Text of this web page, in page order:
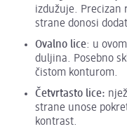
izdužuje. Precizan
strane donosi
Ovalno lice: u
duljina. Posebno
čistom konturom.
Četvrtasto lice:
strane unose
kontrast.